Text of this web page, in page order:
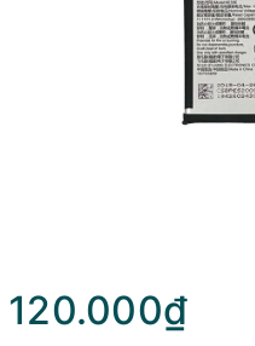
120.000₫